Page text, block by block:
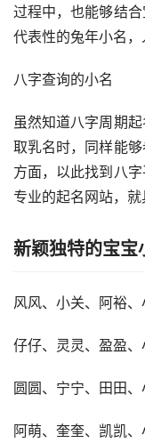
过程中，也能够结
代表性的兔年小名，
八字查询的小名
虽然知道八字周期
取乳名时，同样能
方面，以此找到八
专业的起名网站，就
新颖独特的宝宝
风风、小关、阿裕
仔仔、灵灵、盈盈
圆圆、宁宁、田田
阿萌、奎奎、凯凯